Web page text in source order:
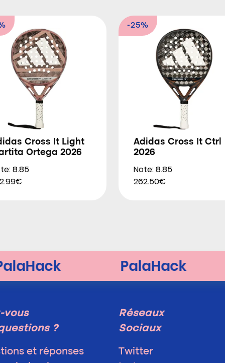
Cross It Light
Ortega 2026
8.85
-25%
Adidas Cross It Ctrl
2026
Note: 8.85
262.50€
vous
?
et réponses
Réseaux
Sociaux
Twitter